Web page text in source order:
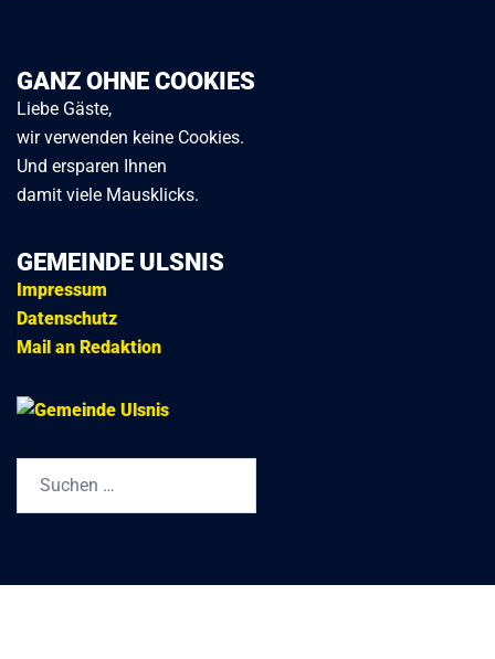
GANZ OHNE COOKIES
Liebe Gäste,
wir verwenden keine Cookies.
Und ersparen Ihnen
damit viele Mausklicks.
GEMEINDE ULSNIS
Impressum
Datenschutz
Mail an Redaktion